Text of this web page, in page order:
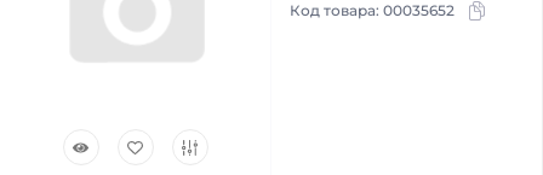
Код товара: 00035652